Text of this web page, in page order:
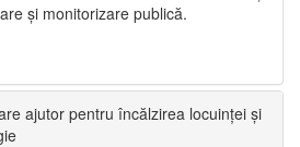
și monitorizare publică.
ajutor pentru încălzirea locuinței și